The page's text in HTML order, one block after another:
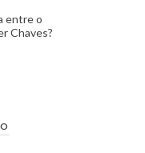
entre o
Chaves?